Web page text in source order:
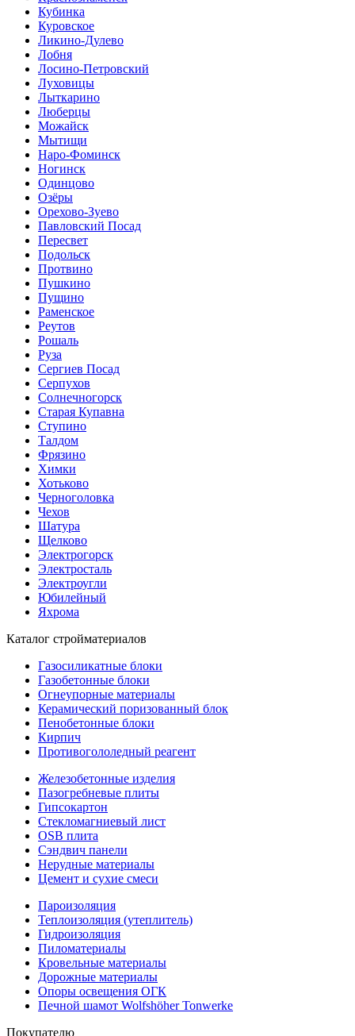
Кубинка
Куровское
Ликино-Дулево
Лобня
Лосино-Петровский
Луховицы
Лыткарино
Люберцы
Можайск
Мытищи
Наро-Фоминск
Ногинск
Одинцово
Озёры
Орехово-Зуево
Павловский Посад
Пересвет
Подольск
Протвино
Пушкино
Пущино
Раменское
Реутов
Рошаль
Руза
Сергиев Посад
Серпухов
Солнечногорск
Старая Купавна
Ступино
Талдом
Фрязино
Химки
Хотьково
Черноголовка
Чехов
Шатура
Щелково
Электрогорск
Электросталь
Электроугли
Юбилейный
Яхрома
Каталог стройматериалов
Газосиликатные блоки
Газобетонные блоки
Огнеупорные материалы
Керамический поризованный блок
Пенобетонные блоки
Кирпич
Противогололедный реагент
Железобетонные изделия
Пазогребневые плиты
Гипсокартон
Стекломагниевый лист
OSB плита
Сэндвич панели
Нерудные материалы
Цемент и сухие смеси
Пароизоляция
Теплоизоляция (утеплитель)
Гидроизоляция
Пиломатериалы
Кровельные материалы
Дорожные материалы
Опоры освещения ОГК
Печной шамот Wolfshöher Tonwerke
Покупателю